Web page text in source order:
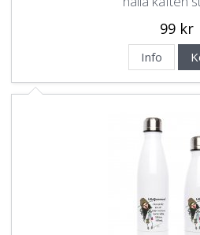
99 kr
Info